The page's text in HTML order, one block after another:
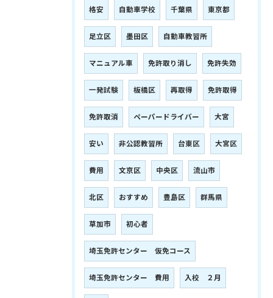
格安 自動車学校 千葉県 東京都
足立区 墨田区 自動車教習所
マニュアル車 免許取り消し 免許失効
一発試験 板橋区 再取得 免許取得
免許取消 ペーパードライバー 大宮
安い 非公認教習所 台東区 大宮区
費用 文京区 中央区 流山市
北区 おすすめ 豊島区 群馬県
草加市 初心者
埼玉免許センター 仮免コース
埼玉免許センター 費用 入校 ２月